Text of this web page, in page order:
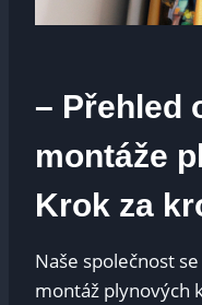
– Přehled
montáže
Krok za
Naše společnost
montáž plynových